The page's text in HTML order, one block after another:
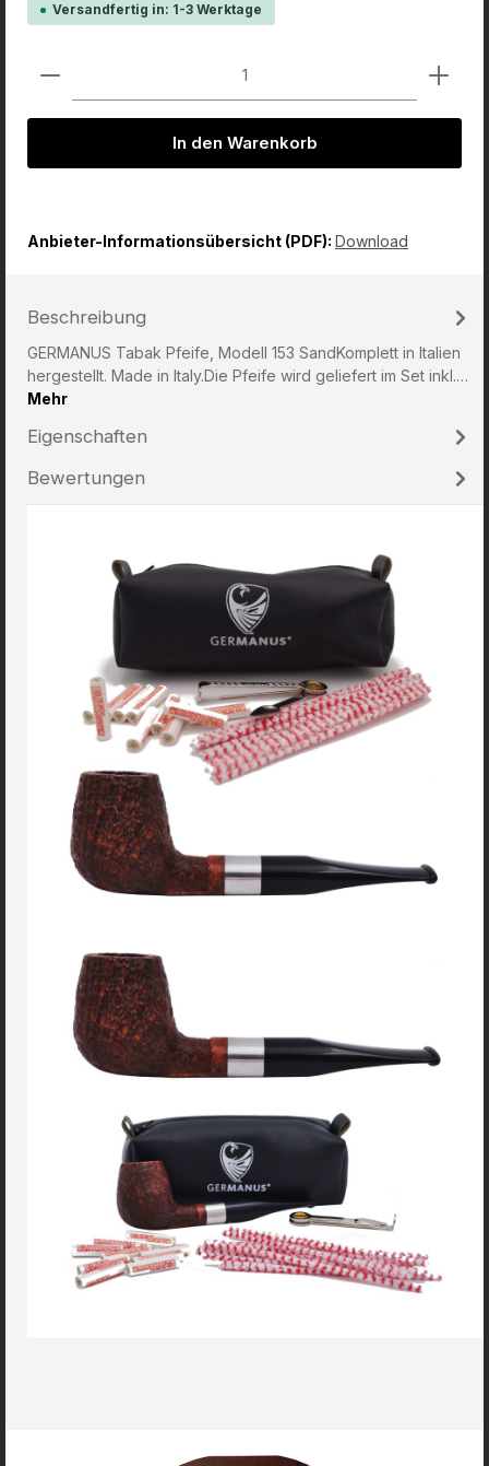
Versandfertig in: 1-3 Werktage
Produkt Anzahl: Gib den gewünschten Wert ein
In den Warenkorb
Anbieter-Informationsübersicht (PDF): Download
Beschreibung
GERMANUS Tabak Pfeife, Modell 153 SandKomplett in Italien
hergestellt. Made in Italy.Die Pfeife wird geliefert im Set inkl.…
Mehr
Eigenschaften
Bewertungen